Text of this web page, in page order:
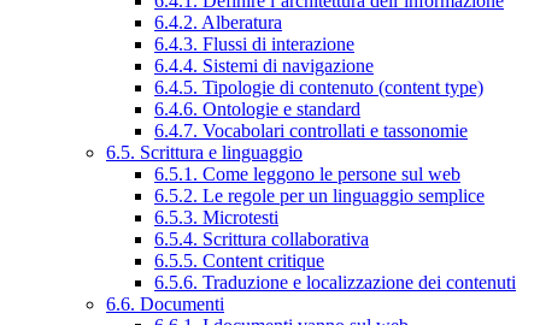
6.4.2. Alberatura
6.4.3. Flussi di interazione
6.4.4. Sistemi di navigazione
6.4.5. Tipologie di contenuto (content type)
6.4.6. Ontologie e standard
6.4.7. Vocabolari controllati e tassonomie
6.5. Scrittura e linguaggio
6.5.1. Come leggono le persone sul web
6.5.2. Le regole per un linguaggio semplice
6.5.3. Microtesti
6.5.4. Scrittura collaborativa
6.5.5. Content critique
6.5.6. Traduzione e localizzazione dei contenuti
6.6. Documenti